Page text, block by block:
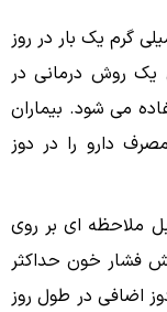
مصرفی والسارتان ، ۸۰ میلی گرم یا ۱۶۰ میلی گرم یک بار در روز
یک روش درمانى در
می شود. بیماران
دارو را در دوز
قابل ملاحظه ای بر روى
فشار خون حداکثر
دوز اضافى در طول روز